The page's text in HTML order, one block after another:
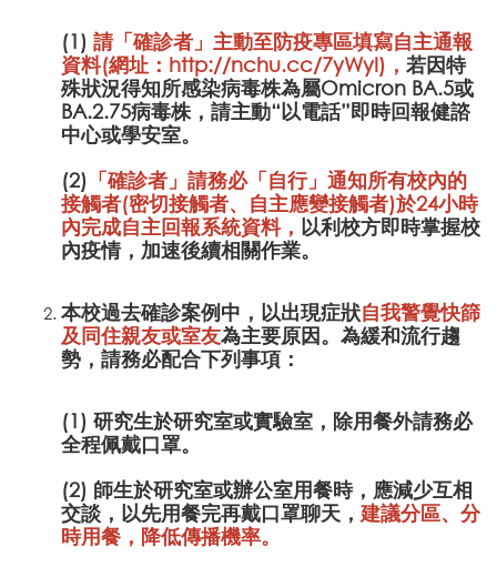
(1) 請「確診者」主動至防疫專區填寫自主通報
資料(網址： http://nchu.cc/7yWyI) ， 若因特
殊狀況得知所感染病毒株為屬Omicron BA.5或
BA.2.75病毒株，請主動“以電話”即時回報健諮
中心或學安室。
(2) 「確診者」請務必「自行」通知所有校內的
接觸者(密切接觸者、自主應變接觸者)於24小時
內完成自主回報系統資料， 以利校方即時掌握校
內疫情，加速後續相關作業。
本校過去確診案例中，以出現症狀自我警覺快篩
及同住親友或室友為主要原因。為緩和流行趨
勢，請務必配合下列事項：
(1) 研究生於研究室或實驗室，除用餐外請務必
全程佩戴口罩。
(2) 師生於研究室或辦公室用餐時，應減少互相
交談，以先用餐完再戴口罩聊天， 建議分區、分
時用餐，降低傳播機率。